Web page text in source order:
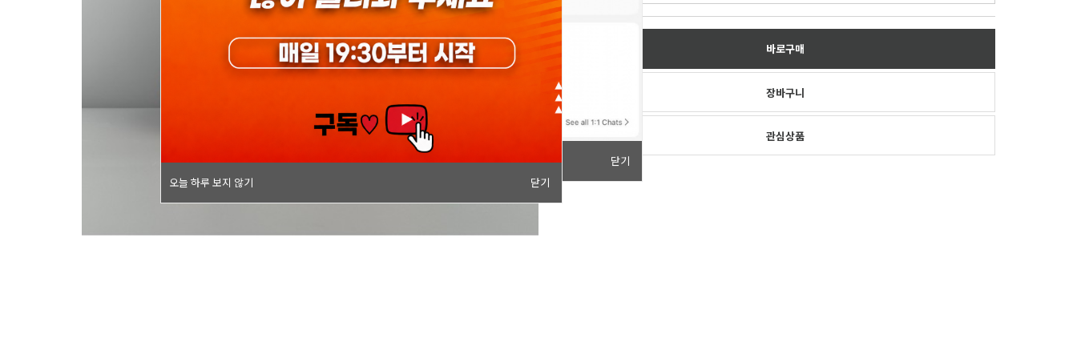
오늘 하루 보지 않기
닫기
오늘 하루 보지 않기
닫기
바로구매
장바구니
관심상품